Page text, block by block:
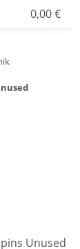
0,00 €